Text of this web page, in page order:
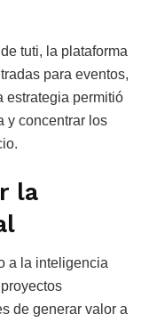
tuti, la plataforma
para eventos,
estrategia permitió
y concentrar los
la
a la inteligencia
de generar valor a